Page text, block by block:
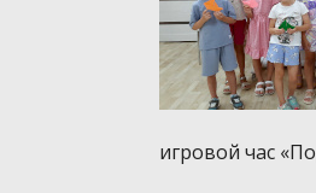
игровой час